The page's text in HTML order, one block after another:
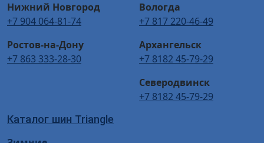
Нижний Новгород
+7 904 064-81-74
Ростов-на-Дону
+7 863 333-28-30
Вологда
+7 817 220-46-49
Архангельск
+7 8182 45-79-29
Северодвинск
+7 8182 45-79-29
Каталог шин Triangle